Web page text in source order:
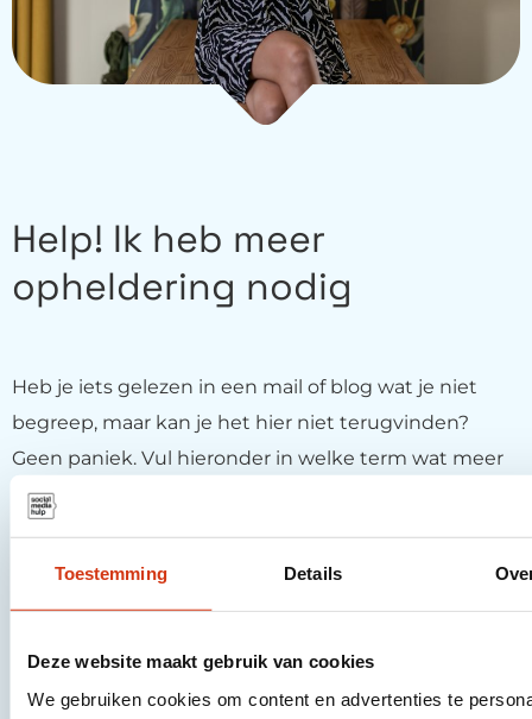
Toestemming Details
Deze website maakt gebruik van cookies
We gebruiken cookies om content en advertenties te
Help! Ik heb meer
opheldering nodig
Heb je iets gelezen in een mail of blog wat je niet
begreep, maar kan je het hier niet terugvinden?
Geen paniek. Vul hieronder in welke term wat meer
uitleg nodig heeft en we gaan er mee aan de slag.
Over welke vakterm had je graag uitleg gezien?
Als je een berichtje wilt als de term online staat, vul
dan hieronder jouw e-mailadres in